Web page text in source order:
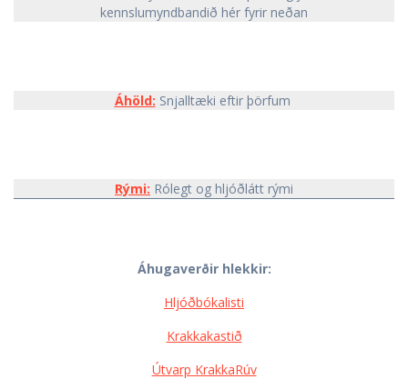
kennslumyndbandið hér fyrir neðan
Áhöld: Snjalltæki eftir þörfum
Rými: Rólegt og hljóðlátt rými
Áhugaverðir hlekkir:
Hljóðbókalisti
Krakkakastið
Útvarp KrakkaRúv